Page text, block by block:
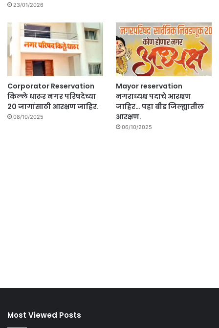
23/01/2026
Corporator Reservation
किल्ले धारूर नगर परिषदेच्या
20 जागांसाठी आरक्षण जाहिर.
08/10/2025
Mayor reservation
नगराध्यक्ष पदाचे आरक्षण
जाहिर… पहा बीड जिल्ह्यातील
आरक्षण.
06/10/2025
Most Viewed Posts